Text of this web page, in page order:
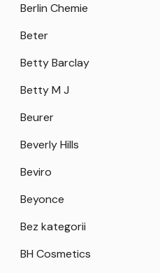
Berlin Chemie
Beter
Betty Barclay
Betty M J
Beurer
Beverly Hills
Beviro
Beyonce
Bez kategorii
BH Cosmetics